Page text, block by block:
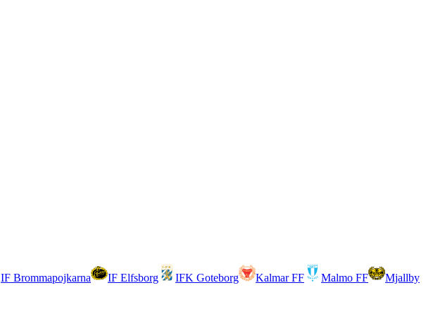
IF Brommapojkarna IF Elfsborg IFK Goteborg Kalmar FF Malmo FF
Mjallby